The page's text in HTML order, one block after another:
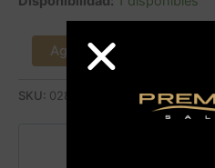
Agregar al carrito
SKU: 02891 Categorías:
Pago seguro